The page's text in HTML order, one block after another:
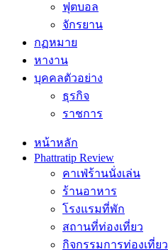
ฟุตบอล
จักรยาน
กฏหมาย
หางาน
บุคคลตัวอย่าง
ธุรกิจ
ราชการ
หน้าหลัก
Phattratip Review
คาเฟ่ร้านนั่งเล่น
ร้านอาหาร
โรงแรมที่พัก
สถานที่ท่องเที่ยว
กิจกรรมการท่องเที่ยว